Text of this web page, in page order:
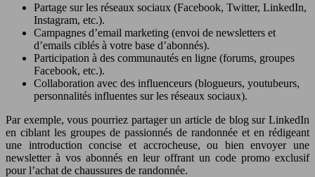
Partage sur les réseaux sociaux (Facebook, Twitter, LinkedIn,
Instagram, etc.).
Campagnes d’email marketing (envoi de newsletters et
d’emails ciblés à votre base d’abonnés).
Participation à des communautés en ligne (forums, groupes
Facebook, etc.).
Collaboration avec des influenceurs (blogueurs, youtubeurs,
personnalités influentes sur les réseaux sociaux).
Par exemple, vous pourriez partager un article de blog sur LinkedIn
en ciblant les groupes de passionnés de randonnée et en rédigeant
une introduction concise et accrocheuse, ou bien envoyer une
newsletter à vos abonnés en leur offrant un code promo exclusif
pour l’achat de chaussures de randonnée.